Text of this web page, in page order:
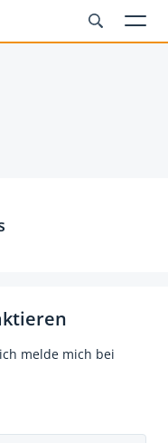
melde mich bei